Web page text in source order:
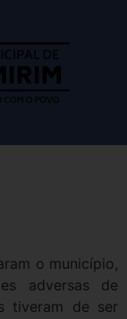
o município,
adversas de
tiveram de ser